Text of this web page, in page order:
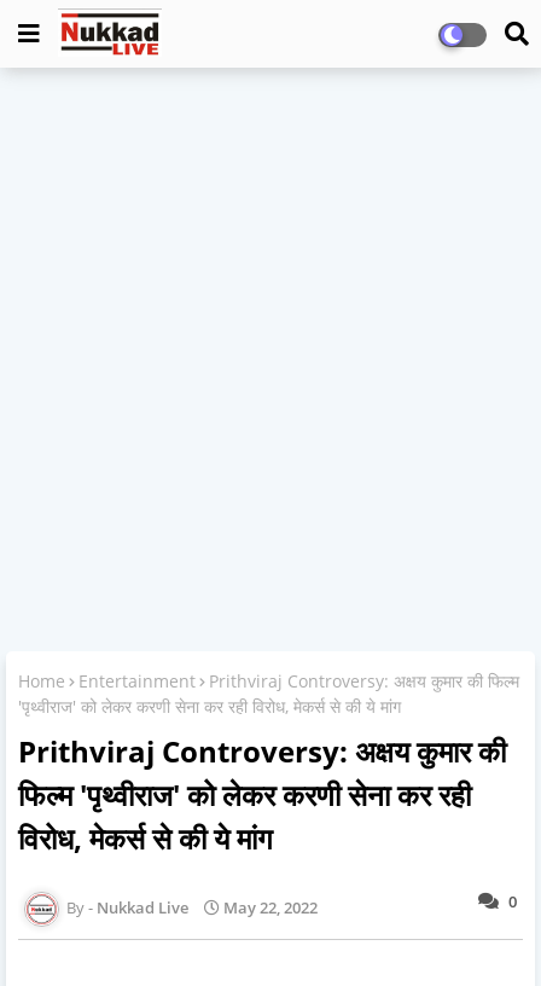
Home Entertainment
Prithviraj Controversy: अक्षय कुमार की फिल्म
'पृथ्वीराज' को लेकर करणी सेना कर रही विरोध, मेकर्स से की ये मांग
Prithviraj Controversy: अक्षय कुमार की
फिल्म 'पृथ्वीराज' को लेकर करणी सेना कर रही
विरोध, मेकर्स से की ये मांग
0
Nukkad Live May 22, 2022